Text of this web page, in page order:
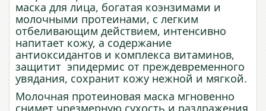
маска для лица, богатая коэнзимами и
молочными протеинами, с легким
отбеливающим действием, интенсивно
напитает кожу, а содержание
антиоксидантов и комплекса витаминов,
защитит эпидермис от преждевременного
увядания, сохранит кожу нежной и мягкой.
Молочная протеиновая маска мгновенно
снимет чрезмерную сухость и раздражения